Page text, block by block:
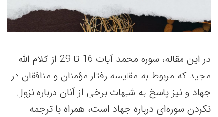
در این مقاله، سوره محمد آیات 16 تا 29 از کلام الله
مجید که مربوط به مقایسه رفتار مؤمنان و منافقان در
جهاد و نیز پاسخ به شبهات برخی از آنان درباره نزول
نکردن سوره‌ای درباره جهاد است، همراه با ترجمه